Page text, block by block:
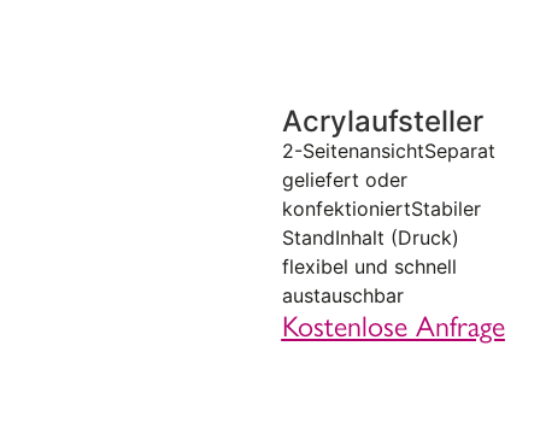
Acrylaufsteller
2-SeitenansichtSeparat
geliefert oder
konfektioniertStabiler
StandInhalt (Druck)
flexibel und schnell
austauschbar
Kostenlose Anfrage